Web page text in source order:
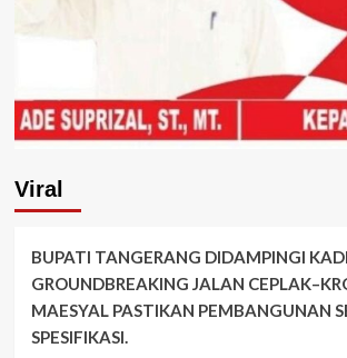
Viral
BUPATI TANGERANG DIDAMPINGI
GROUNDBREAKING JALAN
MAESYAL PASTIKAN PEMBANGUNAN
SPESIFIKASI.